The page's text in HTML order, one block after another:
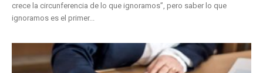
crece la circunferencia de lo que ignoramos”, pero saber lo que
ignoramos es el primer...